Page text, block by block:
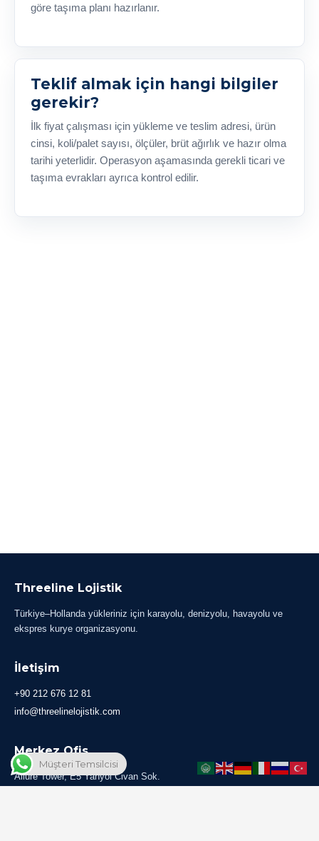
göre taşıma planı hazırlanır.
Teklif almak için hangi bilgiler
gerekir?
İlk fiyat çalışması için yükleme ve teslim adresi, ürün
cinsi, koli/palet sayısı, ölçüler, brüt ağırlık ve hazır olma
tarihi yeterlidir. Operasyon aşamasında gerekli ticari ve
taşıma evrakları ayrıca kontrol edilir.
Threeline Lojistik
Türkiye–Hollanda yükleriniz için karayolu, denizyolu, havayolu ve
ekspres kurye organizasyonu.
İletişim
+90 212 676 12 81
info@threelinelojistik.com
Merkez Ofis
Allure Tower, E5 Yanyol Civan Sok.
Müşteri Temsilcisi